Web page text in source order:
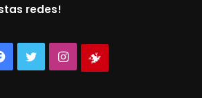
redes!
Facebook
TwitterInstagram